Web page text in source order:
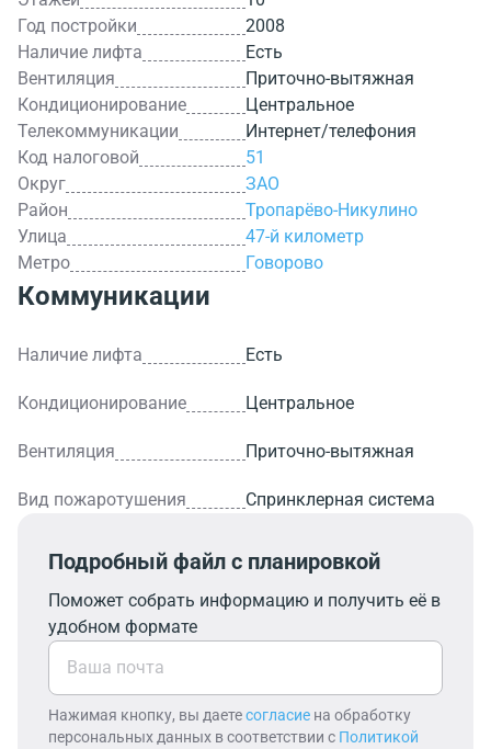
Год постройки
2008
Наличие лифта
Есть
Вентиляция
Приточно-вытяжная
Кондиционирование
Центральное
Телекоммуникации
Интернет/телефония
Код налоговой
51
Округ
ЗАО
Район
Тропарёво-Никулино
Улица
47-й километр
Метро
Говорово
Коммуникации
Наличие лифта Есть
Кондиционирование Центральное
Вентиляция Приточно-вытяжная
Вид пожаротушения Спринклерная система
Подробный файл с планировкой
Поможет собрать информацию и получить её в
удобном формате
Нажимая кнопку, вы даетесогласие на обработку
персональных данных в соответствии с Политикой